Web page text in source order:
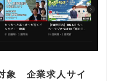
象 企業求人サイ